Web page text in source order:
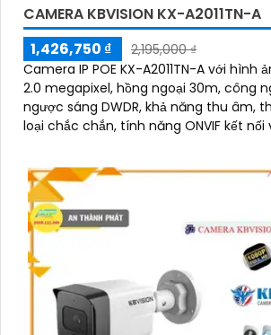
CAMERA KBVISION KX-A2011TN-A
1,426,750 ₫
2,195,000 ₫
Camera IP POE KX-A2011TN-A với hình
2.0 megapixel, hồng ngoại 30m, công
ngược sáng DWDR, khả năng thu âm,
loại chắc chắn, tính năng ONVIF kết